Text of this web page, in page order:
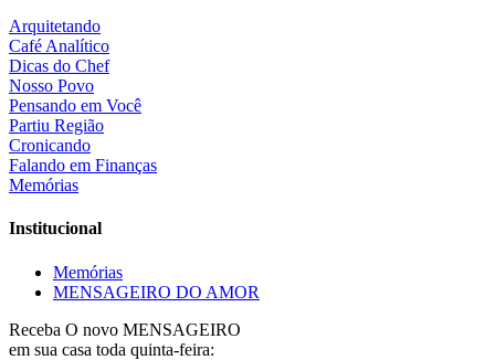
Arquitetando
Café Analítico
Dicas do Chef
Nosso Povo
Pensando em Você
Partiu Região
Cronicando
Falando em Finanças
Memórias
Institucional
Memórias
MENSAGEIRO DO AMOR
Receba O novo MENSAGEIRO
em sua casa toda quinta-feira: